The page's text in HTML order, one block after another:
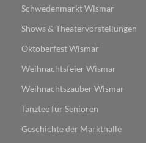
Schwedenmarkt Wismar
Shows & Theatervorstellungen
Oktoberfest Wismar
Weihnachtsfeier Wismar
Weihnachtszauber Wismar
Tanztee für Senioren
Geschichte der Markthalle